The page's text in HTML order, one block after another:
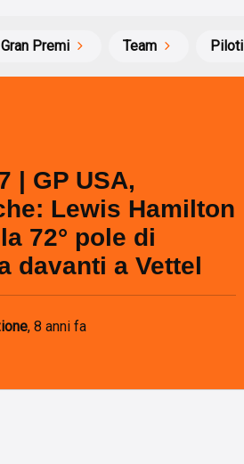
Gran Premi Team Piloti
| GP USA,
Lewis Hamilton
72° pole di
davanti a Vettel
, 8 anni fa